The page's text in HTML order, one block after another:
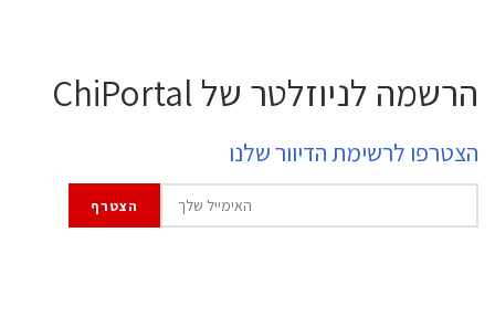
הרשמה לניוזלטר של ChiPortal
הצטרפו לרשימת הדיוור שלנו